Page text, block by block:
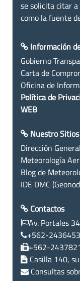
se solicita citar a
como la fuente
Información
Gobierno
Carta de
Oficina de
Política de
WEB
Nuestro Sitios
Dirección
Meteorología
Blog de
IDE DMC
Contactos
Av. Portales
+562-
+562-
Casilla 140,
Consultas